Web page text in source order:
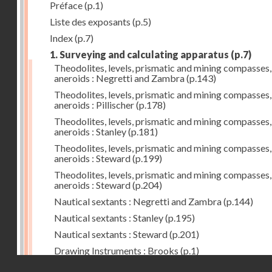
Préface(p.1)
Liste des exposants (p.5)
Index(p.7)
1. Surveying and calculating apparatus (p.7)
Theodolites, levels, prismatic and mining compasses,
aneroids : Negretti and Zambra(p.143)
Theodolites, levels, prismatic and mining compasses,
aneroids : Pillischer(p.178)
Theodolites, levels, prismatic and mining compasses,
aneroids : Stanley(p.181)
Theodolites, levels, prismatic and mining compasses,
aneroids : Steward(p.199)
Theodolites, levels, prismatic and mining compasses,
aneroids : Steward(p.204)
Nautical sextants : Negretti and Zambra(p.144)
Nautical sextants : Stanley(p.195)
Nautical sextants : Steward(p.201)
Drawing Instruments : Brooks (p.1)